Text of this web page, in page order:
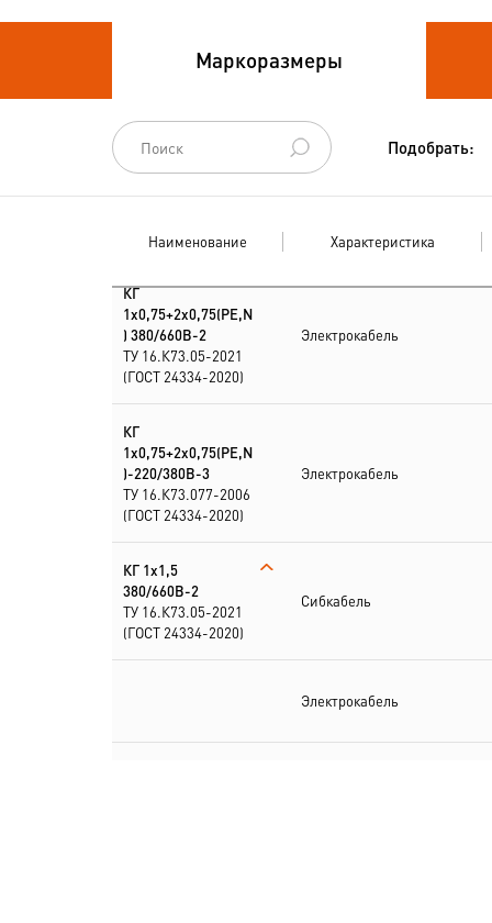
Кабели
термоэлектродные
Кабели управления
Маркоразмеры
Подобрать:
Наименование Характеристика
КГ
1х0,75+2х0,75(PE,N
) 380/660В-2
ТУ 16.К73.05-2021
(ГОСТ 24334-2020)
Электрокабель
КГ
1х0,75+2х0,75(PE,N
)-220/380В-3
ТУ 16.К73.077-2006
(ГОСТ 24334-2020)
Электрокабель
КГ 1х1,5
380/660В-2
ТУ 16.К73.05-2021
(ГОСТ 24334-2020)
Сибкабель
Электрокабель